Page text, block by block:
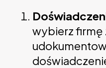
wybierz firmę